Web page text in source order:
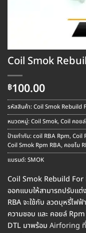
Coil Smok
฿100.00
รหัสสินค้า:Coil Smok Rebuild
หมวดหมู่:Coil Smok, Coil คอย
ป้ายกำกับ:coil RBA Rpm, Coil
Coil Smok Rpm RBA, คอยโม
แบรนด์:SMOK
Coil Smok Rebuild For
ออกแบบให้สามารถปรับแ
RBA จะใช้กับ ลวดบุหรี่ไฟ
ความชอบ และ คอยล์
DTL มาพร้อม Airforing ที่